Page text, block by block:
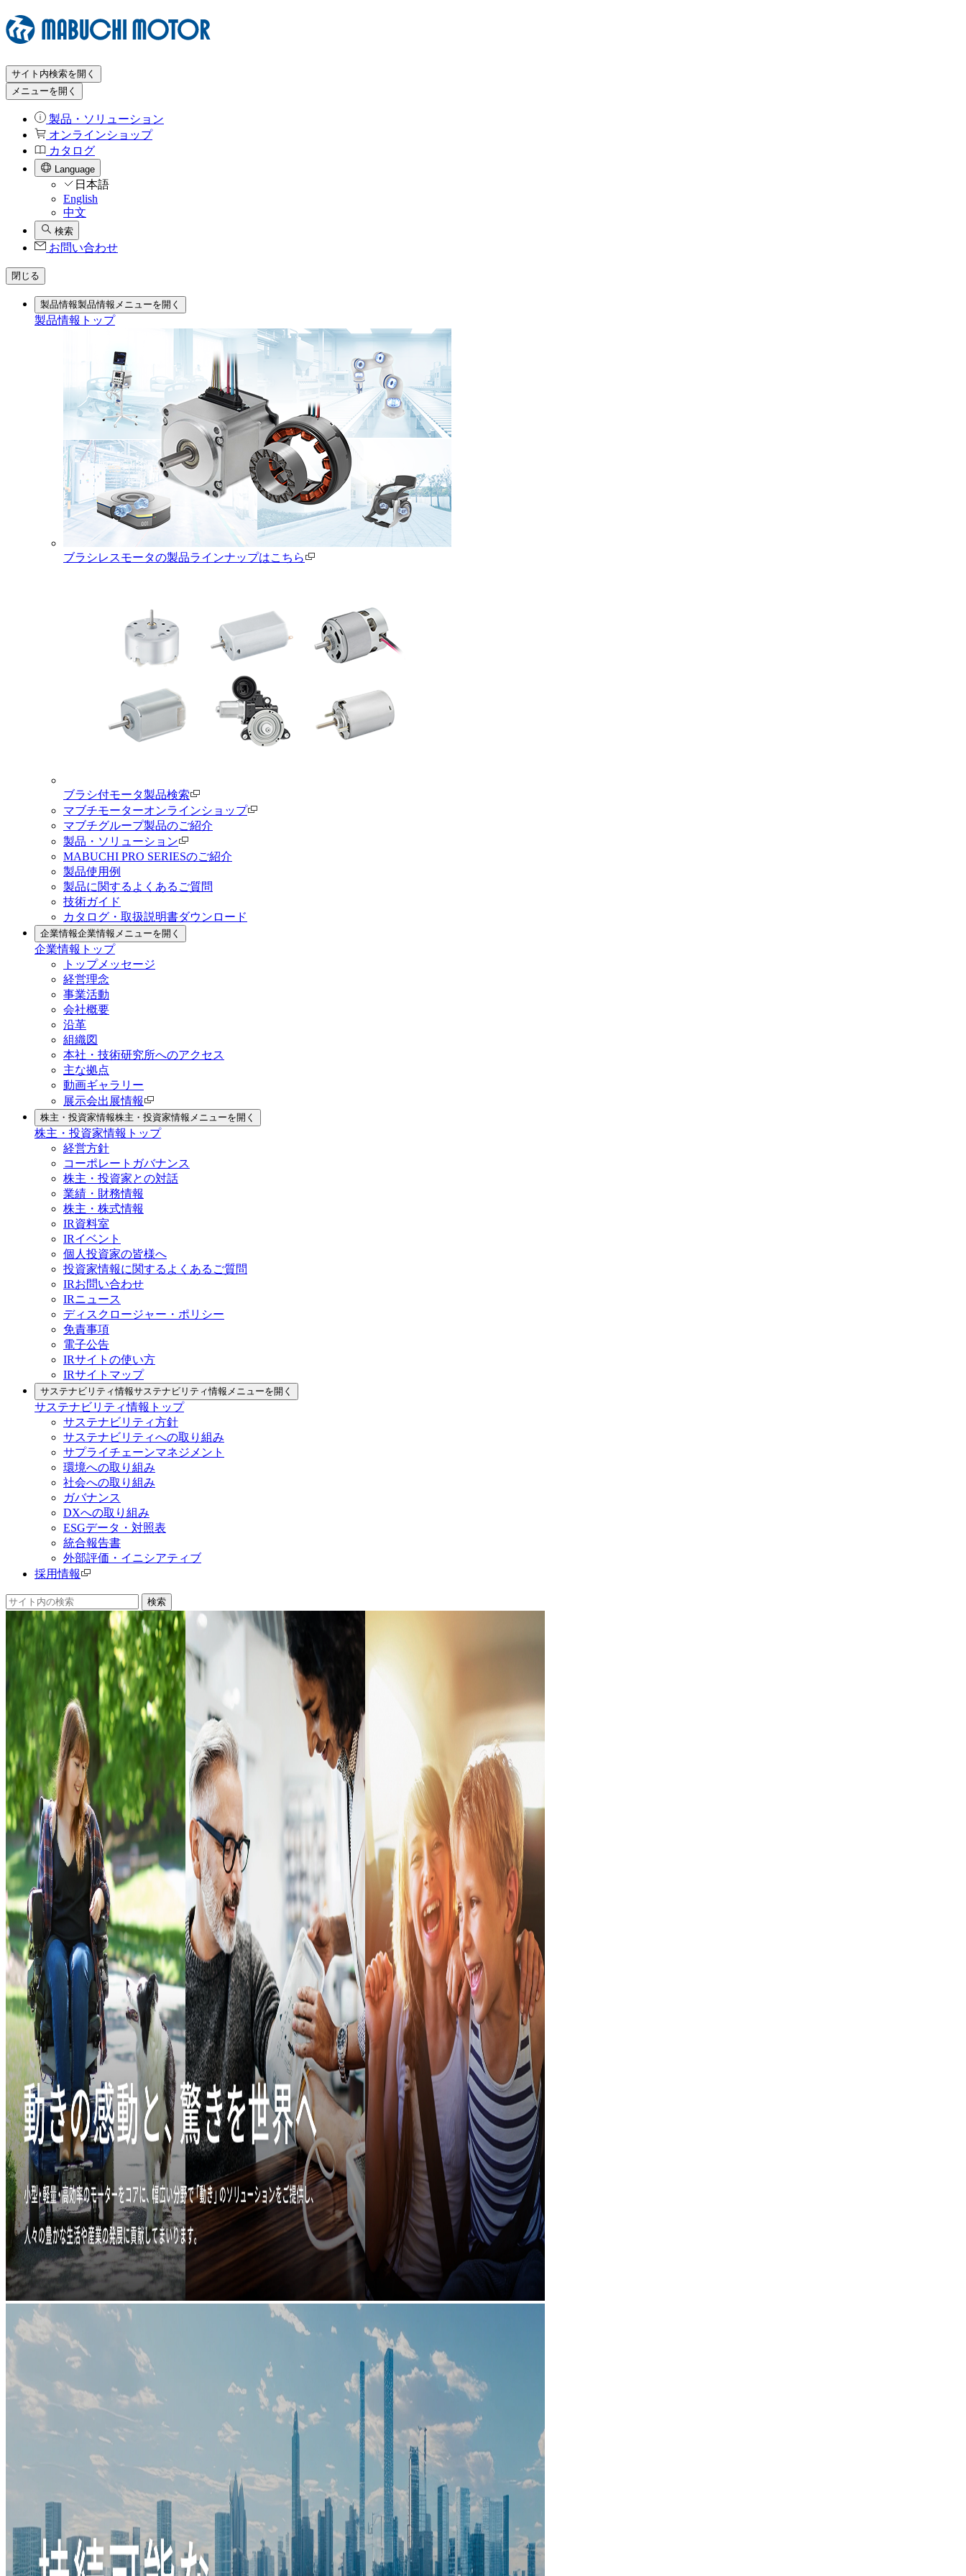
サイト内検索を開く
メニューを開く
製品・ソリューション
オンラインショップ
カタログ
Language
日本語
English
中文
検索
お問い合わせ
閉じる
製品情報製品情報メニューを開く
製品情報トップ
ブラシレスモータの製品ラインナップはこちら
ブラシ付モータ製品検索
マブチモーターオンラインショップ
マブチグループ製品のご紹介
製品・ソリューション
MABUCHI PRO SERIESのご紹介
製品使用例
製品に関するよくあるご質問
技術ガイド
カタログ・取扱説明書ダウンロード
企業情報企業情報メニューを開く
企業情報トップ
トップメッセージ
経営理念
事業活動
会社概要
沿革
組織図
本社・技術研究所へのアクセス
主な拠点
動画ギャラリー
展示会出展情報
株主・投資家情報株主・投資家情報メニューを開く
株主・投資家情報トップ
経営方針
コーポレートガバナンス
株主・投資家との対話
業績・財務情報
株主・株式情報
IR資料室
IRイベント
個人投資家の皆様へ
投資家情報に関するよくあるご質問
IRお問い合わせ
IRニュース
ディスクロージャー・ポリシー
免責事項
電子公告
IRサイトの使い方
IRサイトマップ
サステナビリティ情報サステナビリティ情報メニューを開く
サステナビリティ情報トップ
サステナビリティ方針
サステナビリティへの取り組み
サプライチェーンマネジメント
環境への取り組み
社会への取り組み
ガバナンス
DXへの取り組み
ESGデータ・対照表
統合報告書
外部評価・イニシアティブ
採用情報